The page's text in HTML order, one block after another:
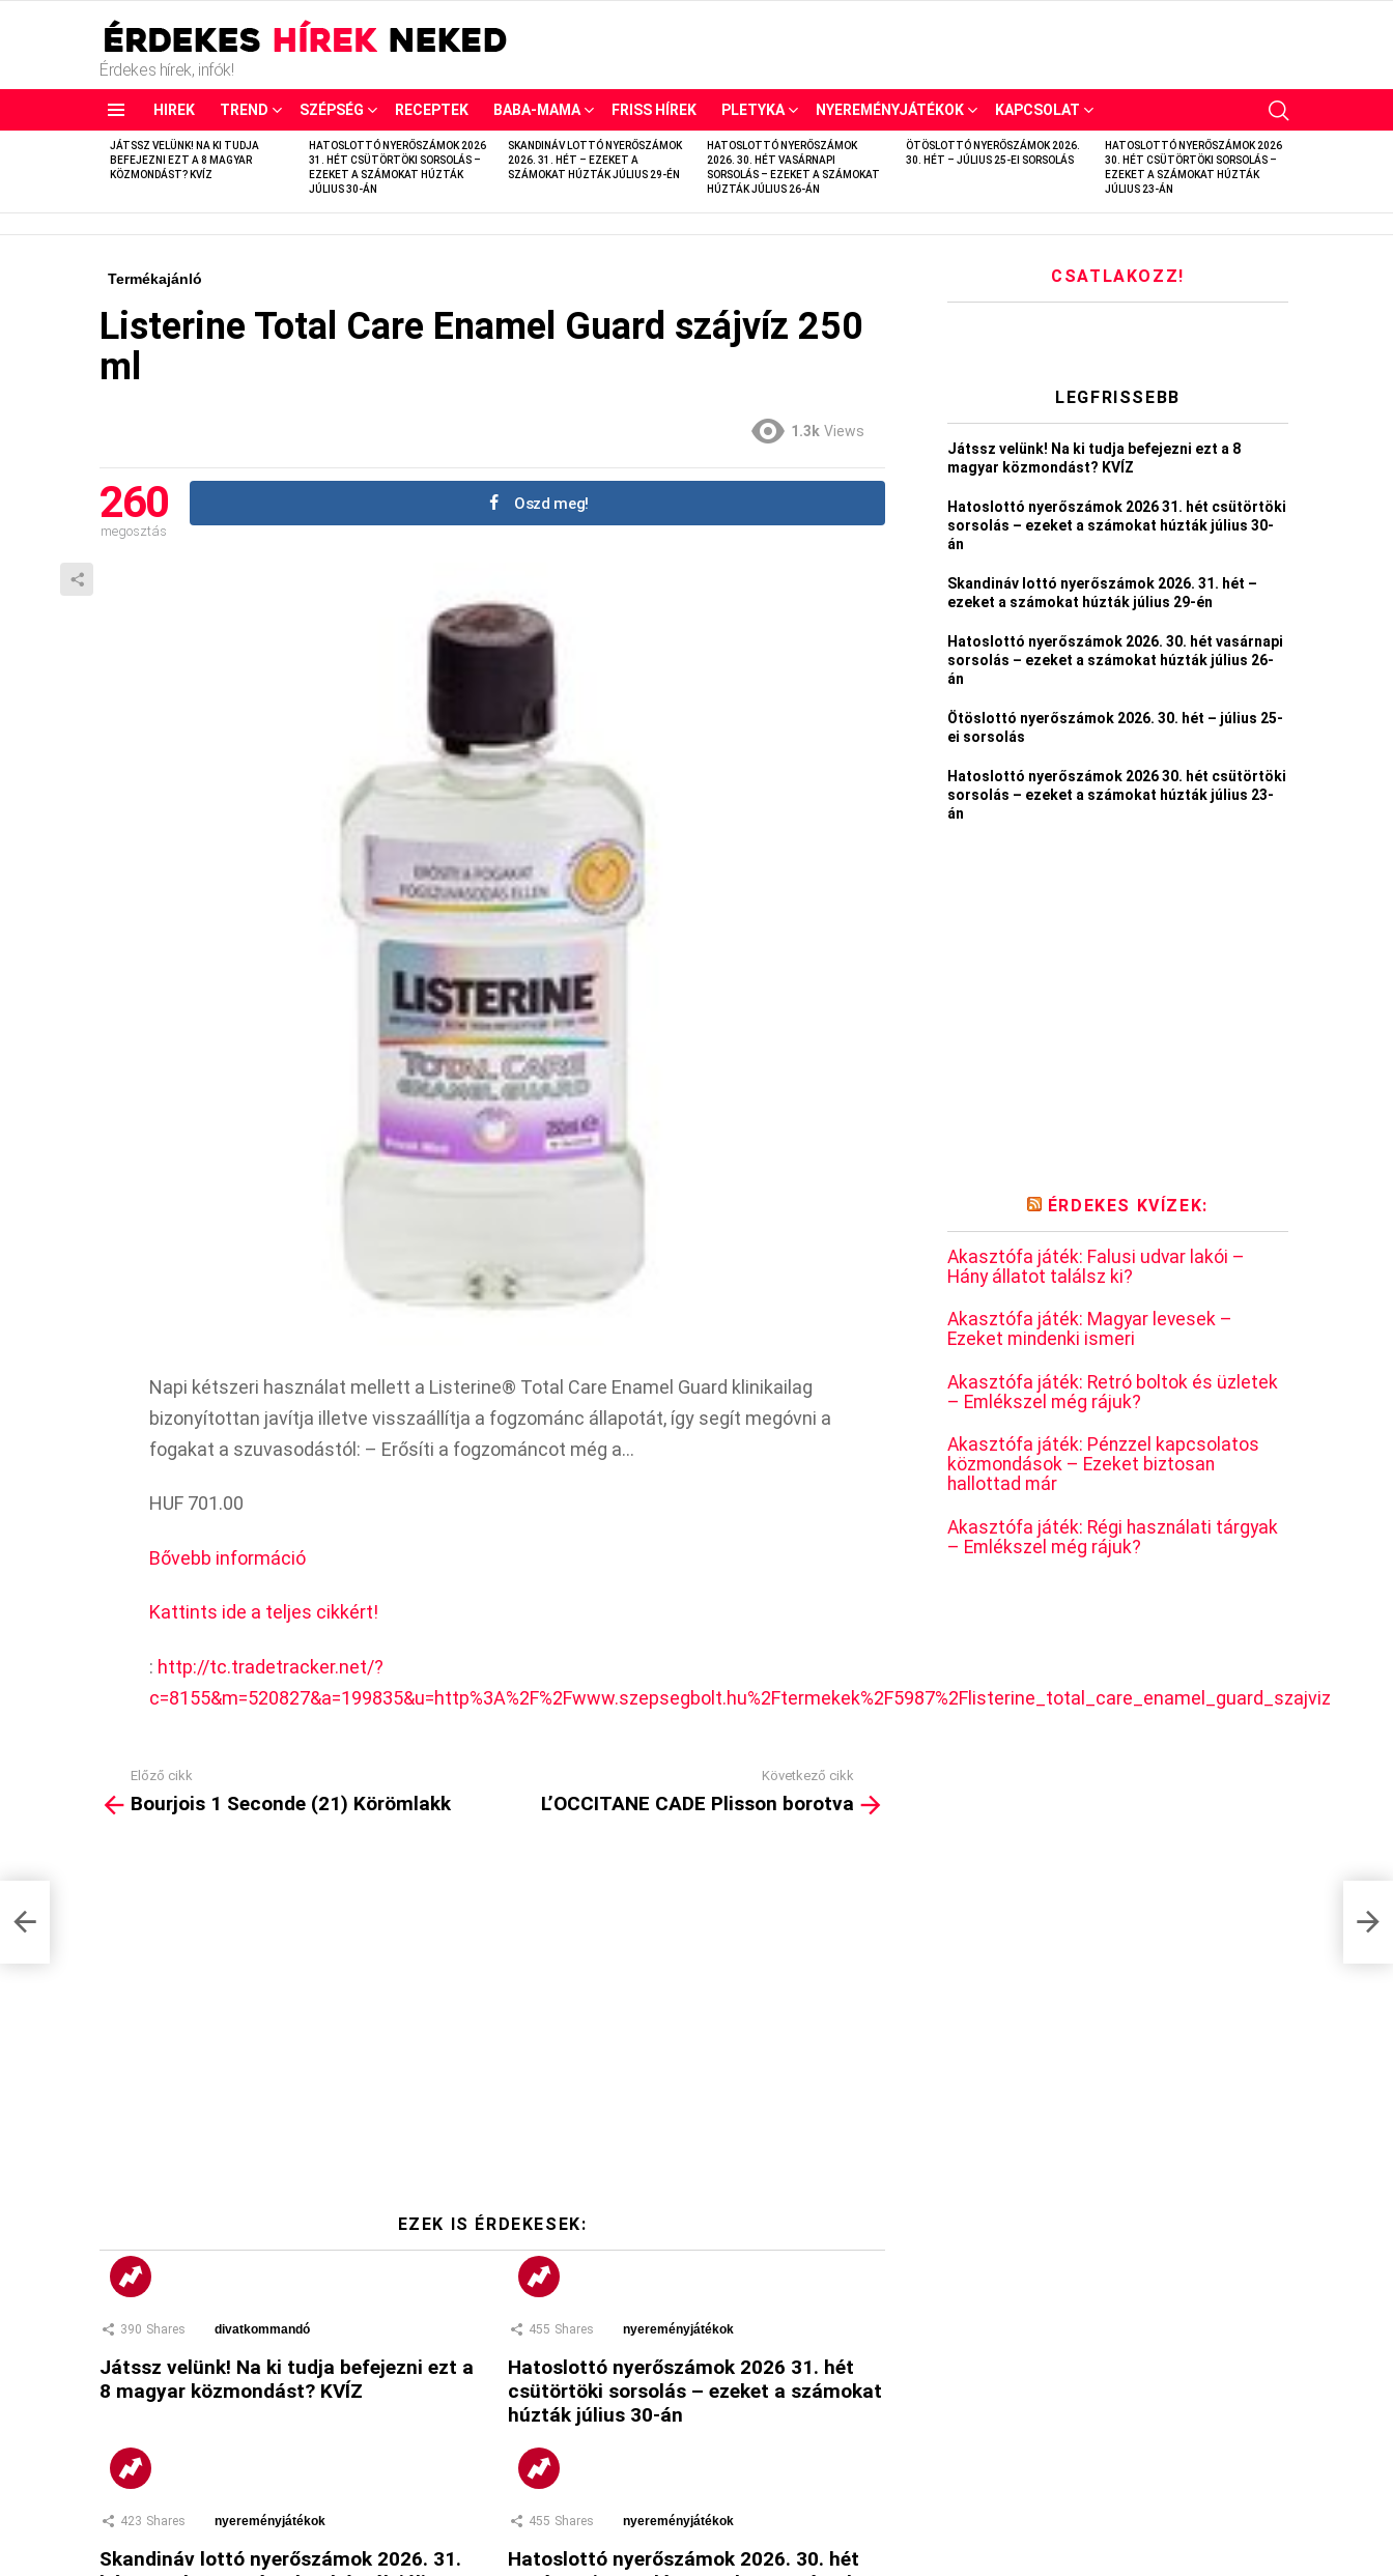
Érdekes hírek, infók!
HIREK TREND SZÉPSÉG RECEPTEK BABA-MAMA FRISS HÍREK PLETYKA NYEREMÉNYJÁTÉKOK KAPCSOLAT
LATEST
STORIES
JÁTSSZ VELÜNK! NA KI TUDJA
BEFEJEZNI EZT A 8 MAGYAR
KÖZMONDÁST? KVÍZ
HATOSLOTTÓ NYERŐSZÁMOK 2026
31. HÉT CSÜTÖRTÖKI SORSOLÁS –
EZEKET A SZÁMOKAT HÚZTÁK
JÚLIUS 30-ÁN
SKANDINÁV LOTTÓ NYERŐSZÁMOK
2026. 31. HÉT – EZEKET A
SZÁMOKAT HÚZTÁK JÚLIUS 29-ÉN
HATOSLOTTÓ NYERŐSZÁMOK
2026. 30. HÉT VASÁRNAPI
SORSOLÁS – EZEKET A SZÁMOKAT
HÚZTÁK JÚLIUS 26-ÁN
ÖTÖSLOTTÓ NYERŐSZÁMOK 2026.
30. HÉT – JÚLIUS 25-EI SORSOLÁS
HATOSLOTTÓ NYERŐSZÁMOK 2026
30. HÉT CSÜTÖRTÖKI SORSOLÁS –
EZEKET A SZÁMOKAT HÚZTÁK
JÚLIUS 23-ÁN
Termékajánló
Listerine Total Care Enamel Guard szájvíz 250
ml
1.3k Views
260
megosztás
Oszd meg!
Napi kétszeri használat mellett a Listerine® Total Care Enamel Guard klinikailag
bizonyítottan javítja illetve visszaállítja a fogzománc állapotát, így segít megóvni a
fogakat a szuvasodástól: – Erősíti a fogzománcot még a…
HUF 701.00
Bővebb információ
Kattints ide a teljes cikkért!
: http://tc.tradetracker.net/?
c=8155&m=520827&a=199835&u=http%3A%2F%2Fwww.szepsegbolt.hu%2Ftermekek%2F5987%2Flisterine_total_care_enamel_guard_szajviz
more
Előző cikk
Bourjois 1 Seconde (21) Körömlakk
Következő cikk
L’OCCITANE CADE Plisson borotva
EZEK IS ÉRDEKESEK:
390 Shares divatkommandó
Játssz velünk! Na ki tudja befejezni ezt a
8 magyar közmondást? KVÍZ
455 Shares nyereményjátékok
Hatoslottó nyerőszámok 2026 31. hét
csütörtöki sorsolás – ezeket a számokat
húzták július 30-án
423 Shares nyereményjátékok
Skandináv lottó nyerőszámok 2026. 31.
455 Shares nyereményjátékok
Hatoslottó nyerőszámok 2026. 30. hét
CSATLAKOZZ!
LEGFRISSEBB
Játssz velünk! Na ki tudja befejezni ezt a 8
magyar közmondást? KVÍZ
Hatoslottó nyerőszámok 2026 31. hét csütörtöki
sorsolás – ezeket a számokat húzták július 30-
án
Skandináv lottó nyerőszámok 2026. 31. hét –
ezeket a számokat húzták július 29-én
Hatoslottó nyerőszámok 2026. 30. hét vasárnapi
sorsolás – ezeket a számokat húzták július 26-
án
Ötöslottó nyerőszámok 2026. 30. hét – július 25-
ei sorsolás
Hatoslottó nyerőszámok 2026 30. hét csütörtöki
sorsolás – ezeket a számokat húzták július 23-
án
ÉRDEKES KVÍZEK:
Akasztófa játék: Falusi udvar lakói –
Hány állatot találsz ki?
Akasztófa játék: Magyar levesek –
Ezeket mindenki ismeri
Akasztófa játék: Retró boltok és üzletek
– Emlékszel még rájuk?
Akasztófa játék: Pénzzel kapcsolatos
közmondások – Ezeket biztosan
hallottad már
Akasztófa játék: Régi használati tárgyak
– Emlékszel még rájuk?